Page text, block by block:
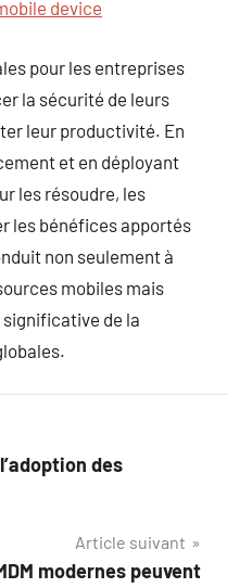
device
pour les entreprises
la sécurité de leurs
leur productivité. En
et en déployant
les résoudre, les
les bénéfices apportés
non seulement à
mobiles mais
de la
des
Article suivant
modernes peuvent